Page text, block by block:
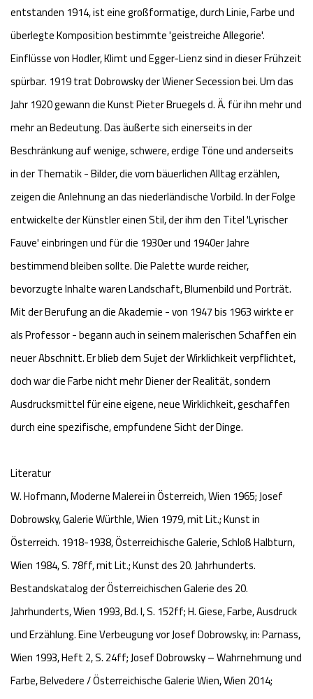
entstanden 1914, ist eine großformatige, durch Linie, Farbe und
überlegte Komposition bestimmte 'geistreiche Allegorie'.
Einflüsse von Hodler, Klimt und Egger-Lienz sind in dieser Frühzeit
spürbar. 1919 trat Dobrowsky der Wiener Secession bei. Um das
Jahr 1920 gewann die Kunst Pieter Bruegels d. Ä. für ihn mehr und
mehr an Bedeutung. Das äußerte sich einerseits in der
Beschränkung auf wenige, schwere, erdige Töne und anderseits
in der Thematik - Bilder, die vom bäuerlichen Alltag erzählen,
zeigen die Anlehnung an das niederländische Vorbild. In der Folge
entwickelte der Künstler einen Stil, der ihm den Titel 'Lyrischer
Fauve' einbringen und für die 1930er und 1940er Jahre
bestimmend bleiben sollte. Die Palette wurde reicher,
bevorzugte Inhalte waren Landschaft, Blumenbild und Porträt.
Mit der Berufung an die Akademie - von 1947 bis 1963 wirkte er
als Professor - begann auch in seinem malerischen Schaffen ein
neuer Abschnitt. Er blieb dem Sujet der Wirklichkeit verpflichtet,
doch war die Farbe nicht mehr Diener der Realität, sondern
Ausdrucksmittel für eine eigene, neue Wirklichkeit, geschaffen
durch eine spezifische, empfundene Sicht der Dinge.
Literatur
W. Hofmann, Moderne Malerei in Österreich, Wien 1965; Josef
Dobrowsky, Galerie Würthle, Wien 1979, mit Lit.; Kunst in
Österreich. 1918-1938, Österreichische Galerie, Schloß Halbturn,
Wien 1984, S. 78ff, mit Lit.; Kunst des 20. Jahrhunderts.
Bestandskatalog der Österreichischen Galerie des 20.
Jahrhunderts, Wien 1993, Bd. I, S. 152ff; H. Giese, Farbe, Ausdruck
und Erzählung. Eine Verbeugung vor Josef Dobrowsky, in: Parnass,
Wien 1993, Heft 2, S. 24ff; Josef Dobrowsky – Wahrnehmung und
Farbe, Belvedere / Österreichische Galerie Wien, Wien 2014;